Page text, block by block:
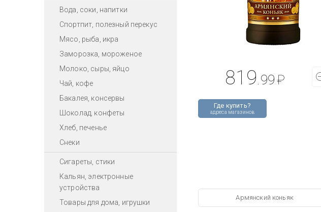
Вода, соки, напитки
Спортпит, полезный перекус
Мясо, рыба, икра
Заморозка, мороженое
Молоко, сыры, яйцо
Чай, кофе
Бакалея, консервы
Шоколад, конфеты
Хлеб, печенье
Снеки
Сигареты, стики
Кальян, электронные
устройства
Товары для дома, игрушки
Где купить?
адреса магазинов
819 .99₽
Армянский коньяк